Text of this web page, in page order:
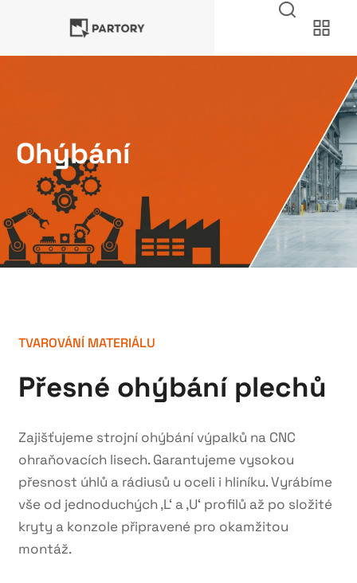
Ohýbání
TVAROVÁNÍ MATERIÁLU
Přesné ohýbání plechů
Zajišťujeme strojní ohýbání výpalků na CNC
ohraňovacích lisech. Garantujeme vysokou
přesnost úhlů a rádiusů u oceli i hliníku. Vyrábíme
vše od jednoduchých ‚L‘ a ‚U‘ profilů až po složité
kryty a konzole připravené pro okamžitou
montáž.